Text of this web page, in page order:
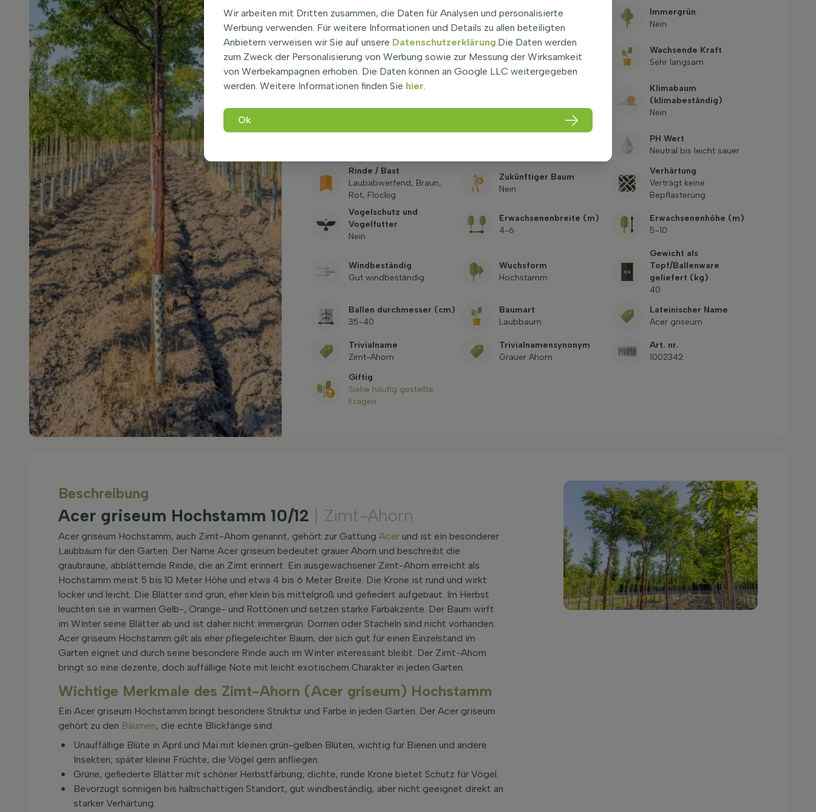
(cm)
10-12
Höhe des Stamms (cm)
180
Immergrün
Nein
Grün
Nein
Wachsende Kraft
Sehr langsam
Gelb, Orange, Rot
Wurzeln)
Klimabaum
(klimabeständig)
Nein
PH Wert
Neutral bis leicht sauer
Rinde / Bast
Laubabwerfend, Braun,
Rot, Flockig
Zukünftiger Baum
Nein
Verhärtung
Verträgt keine
Bepflasterung
Vogelschutz und
Vogelfutter
Nein
Erwachsenenbreite (m)
4-6
Erwachsenenhöhe (m)
5-10
Windbeständig
Gut windbeständig
Wuchsform
Hochstamm
Gewicht als
Topf/Ballenware
geliefert (kg)
40
Ballen durchmesser (cm)
35-40
Baumart
Laubbaum
Lateinischer Name
Acer griseum
Trivialname
Zimt-Ahorn
Trivialnamensynonym
Grauer Ahorn
Art. nr.
1002342
Giftig
Siehe häufig gestellte
Fragen
Beschreibung
Acer griseum Hochstamm 10/12 | Zimt-Ahorn
Acer griseum Hochstamm, auch Zimt-Ahorn genannt, gehört zur Gattung Acer und ist ein besonderer
Laubbaum für den Garten. Der Name Acer griseum bedeutet grauer Ahorn und beschreibt die
graubraune, abblätternde Rinde, die an Zimt erinnert. Ein ausgewachsener Zimt-Ahorn erreicht als
Hochstamm meist 5 bis 10 Meter Höhe und etwa 4 bis 6 Meter Breite. Die Krone ist rund und wirkt
locker und leicht. Die Blätter sind grün, eher klein bis mittelgroß und gefiedert aufgebaut. Im Herbst
leuchten sie in warmen Gelb-, Orange- und Rottönen und setzen starke Farbakzente. Der Baum wirft
im Winter seine Blätter ab und ist daher nicht immergrün. Dornen oder Stacheln sind nicht vorhanden.
Acer griseum Hochstamm gilt als eher pflegeleichter Baum, der sich gut für einen Einzelstand im
Garten eignet und durch seine besondere Rinde auch im Winter interessant bleibt. Der Zimt-Ahorn
bringt so eine dezente, doch auffällige Note mit leicht exotischem Charakter in jeden Garten.
Wichtige Merkmale des Zimt-Ahorn (Acer griseum) Hochstamm
Ein Acer griseum Hochstamm bringt besondere Struktur und Farbe in jeden Garten. Der Acer griseum
gehört zu den Bäumen, die echte Blickfänge sind.
Unauffällige Blüte in April und Mai mit kleinen grün-gelben Blüten, wichtig für Bienen und andere
Insekten; später kleine Früchte, die Vögel gern anfliegen.
Grüne, gefiederte Blätter mit schöner Herbstfärbung; dichte, runde Krone bietet Schutz für Vögel.
Bevorzugt sonnigen bis halbschattigen Standort, gut windbeständig, aber nicht geeignet direkt an
starker Verhärtung.
Wir arbeiten mit Dritten zusammen, die Daten für Analysen und personalisierte
Werbung verwenden. Für weitere Informationen und Details zu allen beteiligten
Anbietern verweisen wir Sie auf unsere Datenschutzerklärung.Die Daten werden
zum Zweck der Personalisierung von Werbung sowie zur Messung der Wirksamkeit
von Werbekampagnen erhoben. Die Daten können an Google LLC weitergegeben
werden. Weitere Informationen finden Sie hier.
Ok